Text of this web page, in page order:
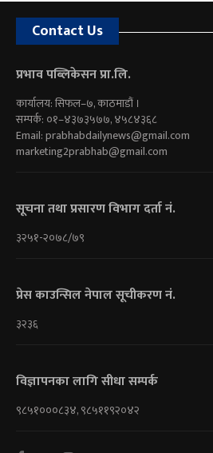
Contact Us
प्रभाव पब्लिकेसन प्रा.लि.
कार्यालय: सिफल–७, काठमाडौं ।
सम्पर्क: ०१–४३७३५७७, ४५८४३६८
Email:prabhabdailynews@gmail.com
marketing2prabhab@gmail.com
सूचना तथा प्रसारण विभाग दर्ता नं.
३२५१-२०७८/७९
प्रेस काउन्सिल नेपाल सूचीकरण नं.
३२३६
विज्ञापनका लागि सीधा सम्पर्क
९८५१०००८३४, ९८५११९२०४२